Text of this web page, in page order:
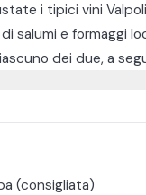
i tipici vini
salumi e formaggi
dei due, a
classici della
dei seguenti
(consigliata)